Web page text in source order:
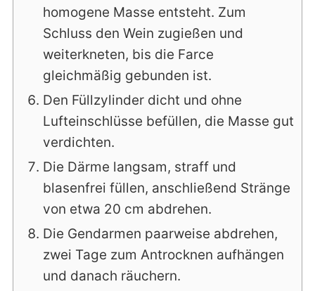
homogene Masse entsteht. Zum
Schluss den Wein zugießen und
weiterkneten, bis die Farce
gleichmäßig gebunden ist.
Den Füllzylinder dicht und ohne
Lufteinschlüsse befüllen, die Masse gut
verdichten.
Die Därme langsam, straff und
blasenfrei füllen, anschließend Stränge
von etwa 20 cm abdrehen.
Die Gendarmen paarweise abdrehen,
zwei Tage zum Antrocknen aufhängen
und danach räuchern.